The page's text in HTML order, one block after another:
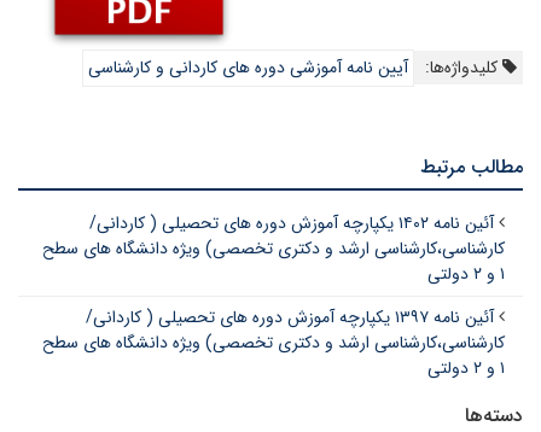
کلیدواژه‌ها: آیین نامه آموزشی دوره های کاردانی و کارشناسی
مطالب مرتبط
آئین نامه ۱۴۰۲ یکپارچه آموزش دوره های تحصیلی ( کاردانی/
کارشناسی،کارشناسی ارشد و دکتری تخصصی) ویژه دانشگاه های سطح
۱ و ۲ دولتی
آئین نامه ۱۳۹۷ یکپارچه آموزش دوره های تحصیلی ( کاردانی/
کارشناسی،کارشناسی ارشد و دکتری تخصصی) ویژه دانشگاه های سطح
۱ و ۲ دولتی
دسته‌ها